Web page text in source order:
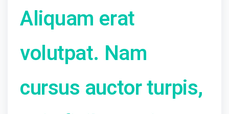
Aliquam erat
volutpat. Nam
cursus auctor turpis,